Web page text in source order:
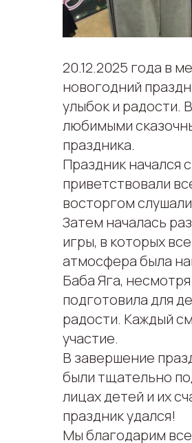
20.12.2025 года в
новогодний
улыбок и радости.
любимыми
праздника.
Праздник начался
приветствовали
восторгом
Затем началась
игры, в которых
атмосфера была
Баба Яга,
подготовила для
радости. Каждый
участие.
В завершение
были тщательно
лицах детей и их
праздник удался!
Мы благодарим